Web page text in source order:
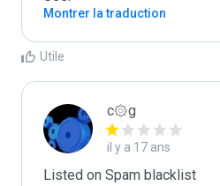
Montrer la traduction
Utile
c۞g
il y a 17 ans
Listed on Spam blacklist